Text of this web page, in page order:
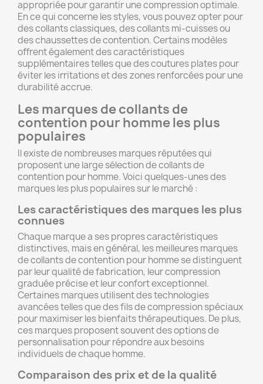
appropriée pour garantir une compression optimale.
En ce qui concerne les styles, vous pouvez opter pour
des collants classiques, des collants mi-cuisses ou
des chaussettes de contention. Certains modèles
offrent également des caractéristiques
supplémentaires telles que des coutures plates pour
éviter les irritations et des zones renforcées pour une
durabilité accrue.
Les marques de collants de
contention pour homme les plus
populaires
Il existe de nombreuses marques réputées qui
proposent une large sélection de collants de
contention pour homme. Voici quelques-unes des
marques les plus populaires sur le marché :
Les caractéristiques des marques les plus
connues
Chaque marque a ses propres caractéristiques
distinctives, mais en général, les meilleures marques
de collants de contention pour homme se distinguent
par leur qualité de fabrication, leur compression
graduée précise et leur confort exceptionnel.
Certaines marques utilisent des technologies
avancées telles que des fils de compression spéciaux
pour maximiser les bienfaits thérapeutiques. De plus,
ces marques proposent souvent des options de
personnalisation pour répondre aux besoins
individuels de chaque homme.
Comparaison des prix et de la qualité
Créer une liste d'envies ×
Nom de la liste d'envies
Annuler Créer une liste d'envies